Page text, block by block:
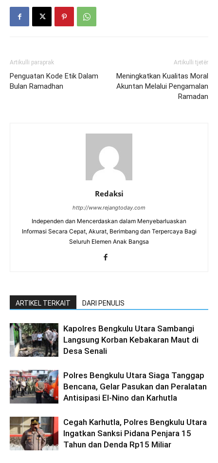
Artikulli paraprak
Penguatan Kode Etik Dalam
Bulan Ramadhan
Artikulli tjetër
Meningkatkan Kualitas Moral
Akuntan Melalui Pengamalan
Ramadan
Redaksi
http://www.rejangtoday.com
Independen dan Mencerdaskan dalam Menyebarluaskan
Informasi Secara Cepat, Akurat, Berimbang dan Terpercaya Bagi
Seluruh Elemen Anak Bangsa
ARTIKEL TERKAIT DARI PENULIS
Kapolres Bengkulu Utara Sambangi
Langsung Korban Kebakaran Maut di
Desa Senali
Polres Bengkulu Utara Siaga Tanggap
Bencana, Gelar Pasukan dan Peralatan
Antisipasi El-Nino dan Karhutla
Cegah Karhutla, Polres Bengkulu Utara
Ingatkan Sanksi Pidana Penjara 15
Tahun dan Denda Rp15 Miliar